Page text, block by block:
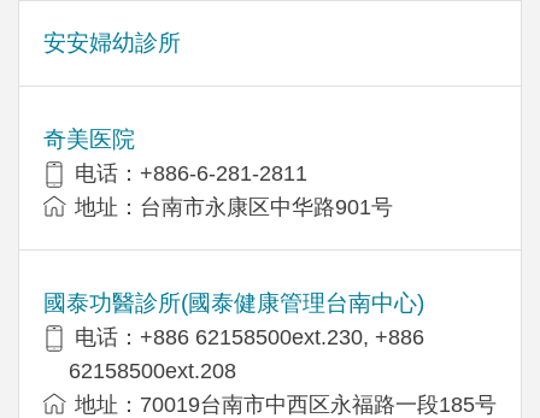
安安婦幼診所
奇美医院
电话：+886-6-281-2811
地址：台南市永康区中华路901号
國泰功醫診所(國泰健康管理台南中心)
电话：+886 62158500ext.230, +886
62158500ext.208
地址：70019台南市中西区永福路一段185号